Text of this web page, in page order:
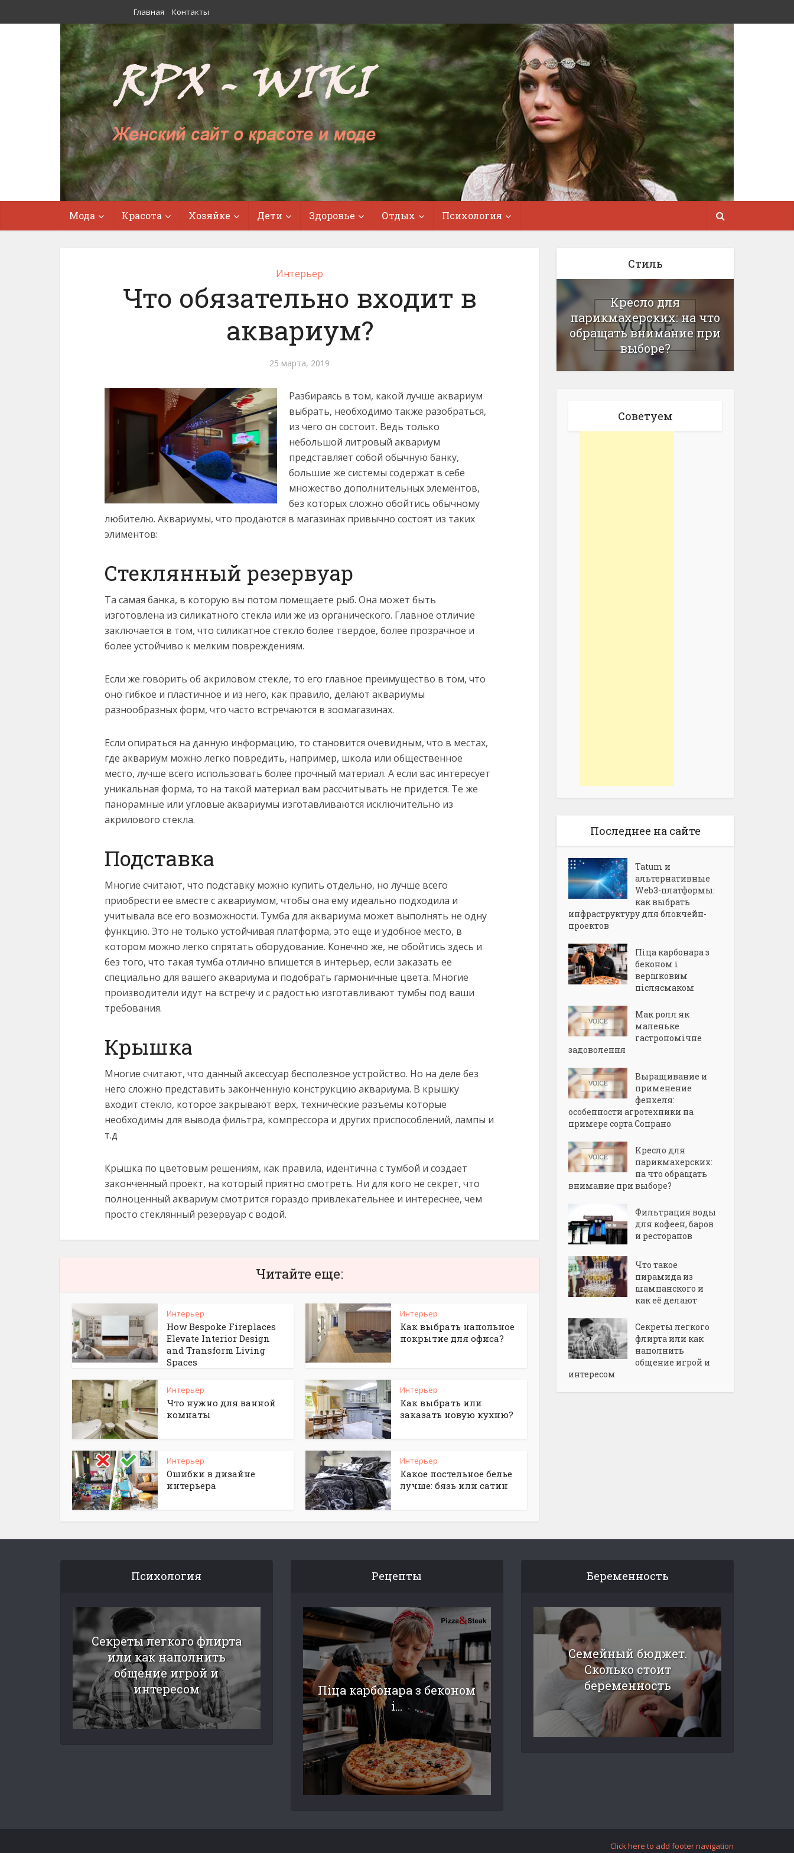
Главная Контакты
Мода Красота Хозяйке Дети Здоровье Отдых Психология
Интерьер
Что обязательно входит в
аквариум?
25 марта, 2019
Разбираясь в том, какой лучше аквариум
выбрать, необходимо также разобраться,
из чего он состоит. Ведь только
небольшой литровый аквариум
представляет собой обычную банку,
большие же системы содержат в себе
множество дополнительных элементов,
без которых сложно обойтись обычному
любителю. Аквариумы, что продаются в магазинах привычно состоят из таких
элиментов:
Стеклянный резервуар
Та самая банка, в которую вы потом помещаете рыб. Она может быть
изготовлена из силикатного стекла или же из органического. Главное отличие
заключается в том, что силикатное стекло более твердое, более прозрачное и
более устойчиво к мелким повреждениям.
Если же говорить об акриловом стекле, то его главное преимущество в том, что
оно гибкое и пластичное и из него, как правило, делают аквариумы
разнообразных форм, что часто встречаются в зоомагазинах.
Если опираться на данную информацию, то становится очевидным, что в местах,
где аквариум можно легко повредить, например, школа или общественное
место, лучше всего использовать более прочный материал. А если вас интересует
уникальная форма, то на такой материал вам рассчитывать не придется. Те же
панорамные или угловые аквариумы изготавливаются исключительно из
акрилового стекла.
Подставка
Многие считают, что подставку можно купить отдельно, но лучше всего
приобрести ее вместе с аквариумом, чтобы она ему идеально подходила и
учитывала все его возможности. Тумба для аквариума может выполнять не одну
функцию. Это не только устойчивая платформа, это еще и удобное место, в
котором можно легко спрятать оборудование. Конечно же, не обойтись здесь и
без того, что такая тумба отлично впишется в интерьер, если заказать ее
специально для вашего аквариума и подобрать гармоничные цвета. Многие
производители идут на встречу и с радостью изготавливают тумбы под ваши
требования.
Крышка
Многие считают, что данный аксессуар бесполезное устройство. Но на деле без
него сложно представить законченную конструкцию аквариума. В крышку
входит стекло, которое закрывают верх, технические разъемы которые
необходимы для вывода фильтра, компрессора и других приспособлений, лампы и
т.д
Крышка по цветовым решениям, как правила, идентична с тумбой и создает
законченный проект, на который приятно смотреть. Ни для кого не секрет, что
полноценный аквариум смотрится гораздо привлекательнее и интереснее, чем
просто стеклянный резервуар с водой.
Читайте еще:
Интерьер
How Bespoke Fireplaces
Elevate Interior Design
and Transform Living
Spaces
Интерьер
Как выбрать напольное
покрытие для офиса?
Интерьер
Что нужно для ванной
комнаты
Интерьер
Как выбрать или
заказать новую кухню?
Интерьер
Ошибки в дизайне
интерьера
Интерьер
Какое постельное белье
лучше: бязь или сатин
Стиль
Кресло для
парикмахерских: на что
обращать внимание при
выборе?
Советуем
Последнее на сайте
Tatum и
альтернативные
Web3-платформы:
как выбрать
инфраструктуру для блокчейн-
проектов
Піца карбонара з
беконом і
вершковим
післясмаком
Мак ролл як
маленьке
гастрономічне
задоволення
Выращивание и
применение
фенхеля:
особенности агротехники на
примере сорта Сопрано
Кресло для
парикмахерских:
на что обращать
внимание при выборе?
Фильтрация воды
для кофеен, баров
и ресторанов
Что такое
пирамида из
шампанского и
как её делают
Секреты легкого
флирта или как
наполнить
общение игрой и
интересом
Психология
Секреты легкого флирта
или как наполнить
общение игрой и
интересом
Рецепты
Піца карбонара з беконом
і...
Беременность
Семейный бюджет.
Сколько стоит
беременность
Click here to add footer navigation